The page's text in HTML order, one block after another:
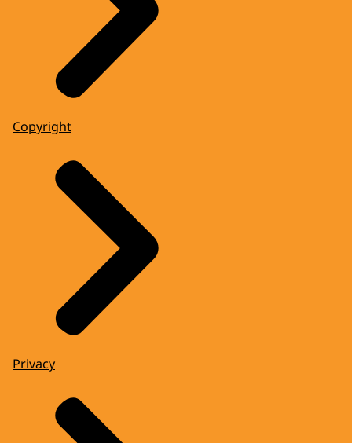
Copyright
Privacy